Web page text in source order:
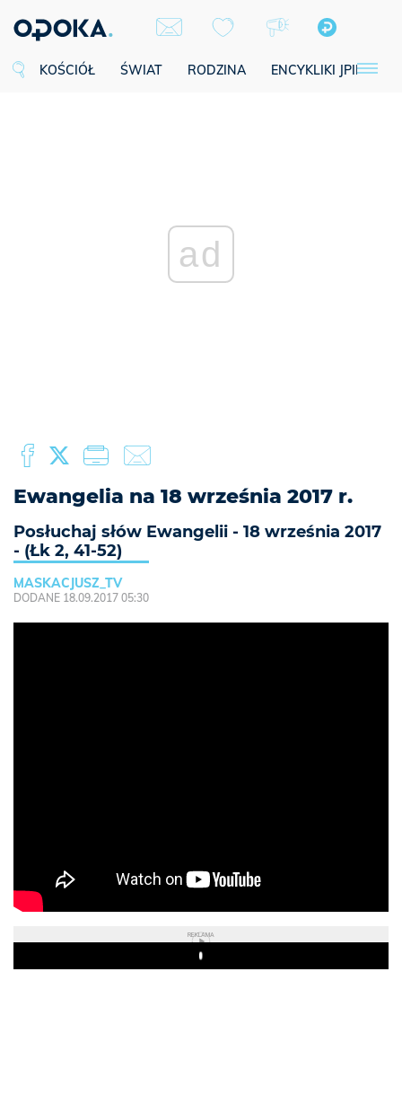
KOŚCIÓŁ ŚWIAT RODZINA ENCYKLIKI JPII
ad
Ewangelia na 18 września 2017 r.
Posłuchaj słów Ewangelii - 18 września 2017
- (Łk 2, 41-52)
MASKACJUSZ_TV
DODANE 18.09.2017 05:30
REKLAMA
Play